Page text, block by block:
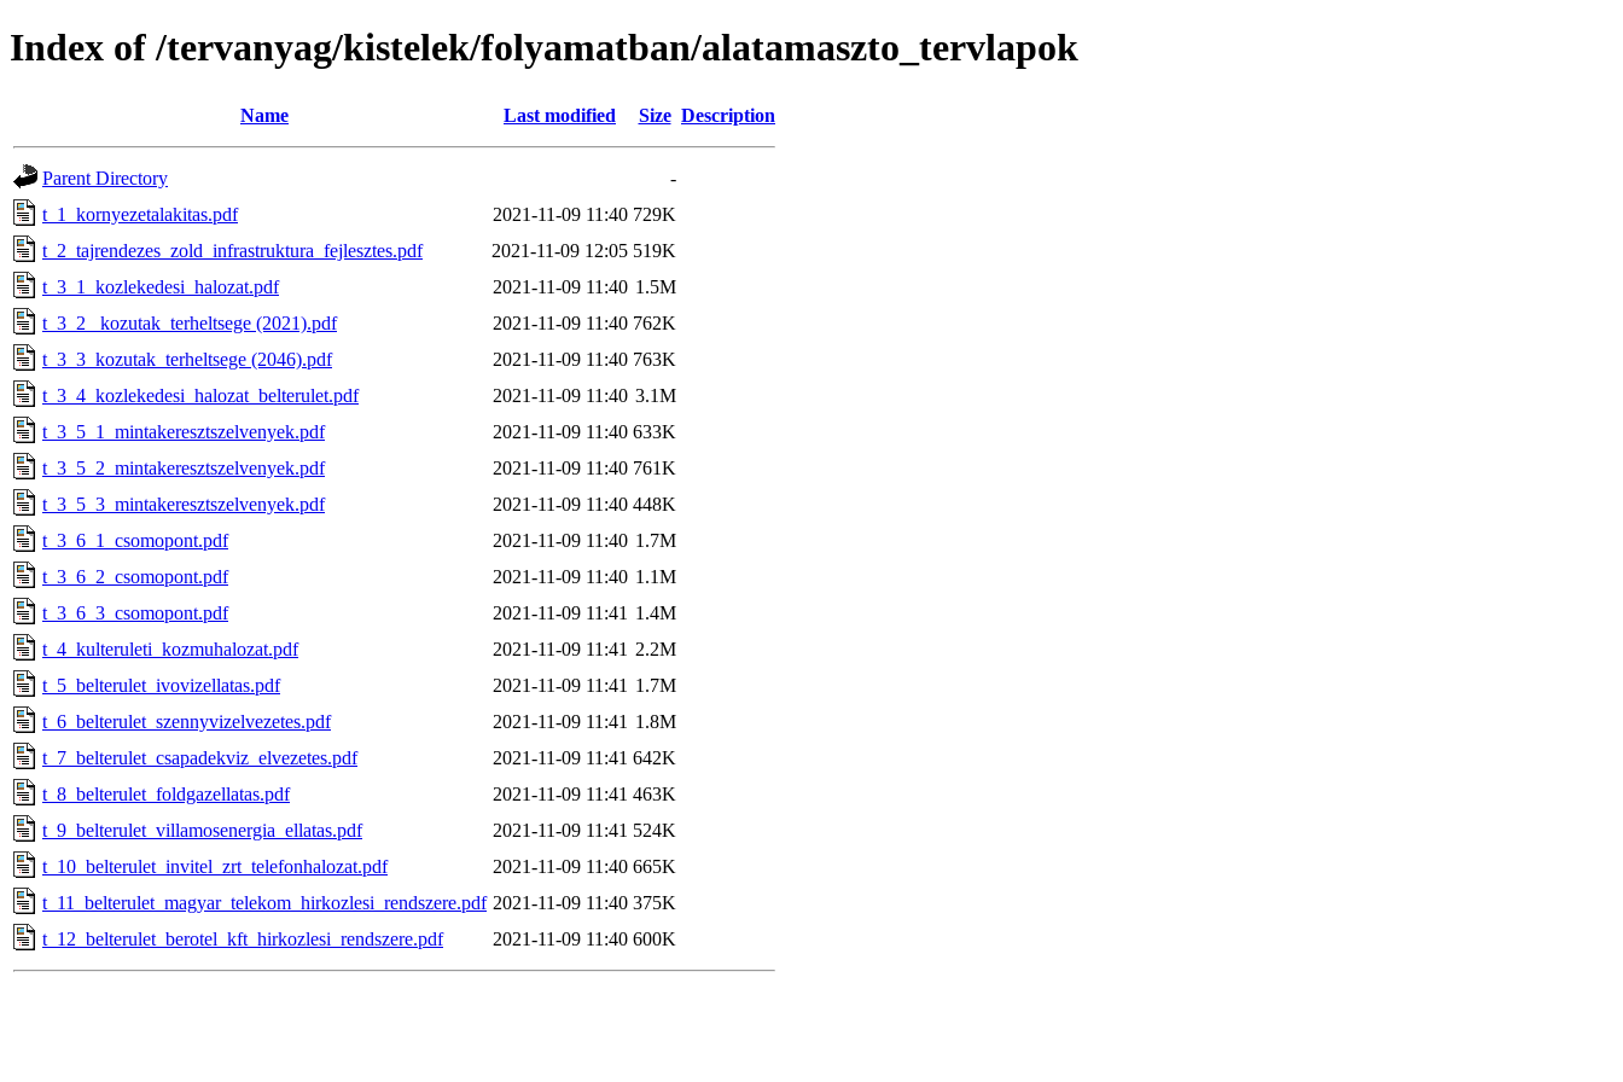
Index of /tervanyag/kistelek/folyamatban/alatamaszto_tervlapok
Name Last modified Size Description
Parent Directory
-
t_1_kornyezetalakitas.pdf
2021-11-09 11:40 729K
t_2_tajrendezes_zold_infrastruktura_fejlesztes.pdf
2021-11-09 12:05 519K
t_3_1_kozlekedesi_halozat.pdf
2021-11-09 11:40 1.5M
t_3_2_ kozutak_terheltsege (2021).pdf
2021-11-09 11:40 762K
t_3_3_kozutak_terheltsege (2046).pdf
2021-11-09 11:40 763K
t_3_4_kozlekedesi_halozat_belterulet.pdf
2021-11-09 11:40 3.1M
t_3_5_1_mintakeresztszelvenyek.pdf
2021-11-09 11:40 633K
t_3_5_2_mintakeresztszelvenyek.pdf
2021-11-09 11:40 761K
t_3_5_3_mintakeresztszelvenyek.pdf
2021-11-09 11:40 448K
t_3_6_1_csomopont.pdf
2021-11-09 11:40 1.7M
t_3_6_2_csomopont.pdf
2021-11-09 11:40 1.1M
t_3_6_3_csomopont.pdf
2021-11-09 11:41 1.4M
t_4_kulteruleti_kozmuhalozat.pdf
2021-11-09 11:41 2.2M
t_5_belterulet_ivovizellatas.pdf
2021-11-09 11:41 1.7M
t_6_belterulet_szennyvizelvezetes.pdf
2021-11-09 11:41 1.8M
t_7_belterulet_csapadekviz_elvezetes.pdf
2021-11-09 11:41 642K
t_8_belterulet_foldgazellatas.pdf
2021-11-09 11:41 463K
t_9_belterulet_villamosenergia_ellatas.pdf
2021-11-09 11:41 524K
t_10_belterulet_invitel_zrt_telefonhalozat.pdf
2021-11-09 11:40 665K
t_11_belterulet_magyar_telekom_hirkozlesi_rendszere.pdf 2021-11-09 11:40 375K
t_12_belterulet_berotel_kft_hirkozlesi_rendszere.pdf
2021-11-09 11:40 600K